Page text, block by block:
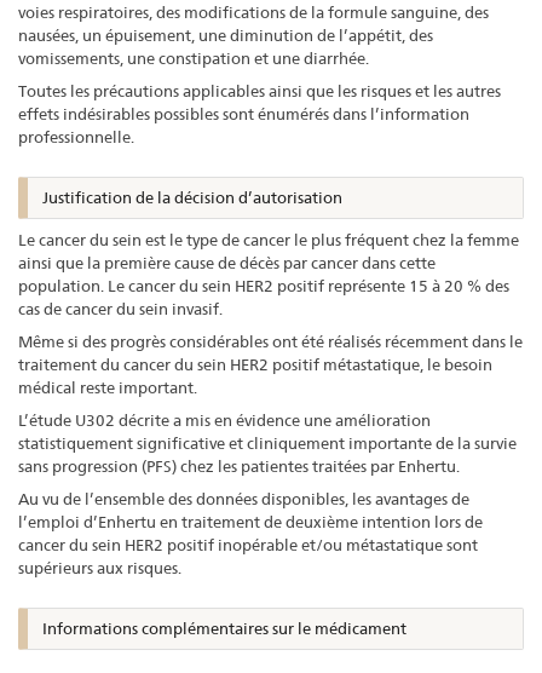
voies respiratoires, des modifications de la formule sanguine, des
nausées, un épuisement, une diminution de l’appétit, des
vomissements, une constipation et une diarrhée.
Toutes les précautions applicables ainsi que les risques et les autres
effets indésirables possibles sont énumérés dans l’information
professionnelle.
Justification de la décision d’autorisation
Le cancer du sein est le type de cancer le plus fréquent chez la femme
ainsi que la première cause de décès par cancer dans cette
population. Le cancer du sein HER2 positif représente 15 à 20 % des
cas de cancer du sein invasif.
Même si des progrès considérables ont été réalisés récemment dans le
traitement du cancer du sein HER2 positif métastatique, le besoin
médical reste important.
L’étude U302 décrite a mis en évidence une amélioration
statistiquement significative et cliniquement importante de la survie
sans progression (PFS) chez les patientes traitées par Enhertu.
Au vu de l’ensemble des données disponibles, les avantages de
l’emploi d’Enhertu en traitement de deuxième intention lors de
cancer du sein HER2 positif inopérable et/ou métastatique sont
supérieurs aux risques.
Informations complémentaires sur le médicament